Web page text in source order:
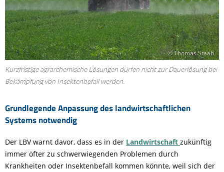
Grundlegende Anpassung des landwirtschaftlichen
Systems notwendig
© Thomas Staab
Kurzfristige agrarchemische Lösungen dürfen nicht zur Dauerlösung bei
Bekämpfung von Insektenbefall werden.
Der LBV warnt davor, dass es in der Landwirtschaft zukünftig
immer öfter zu schwerwiegenden Problemen durch
Krankheiten oder Insektenbefall kommen könnte, weil sich der